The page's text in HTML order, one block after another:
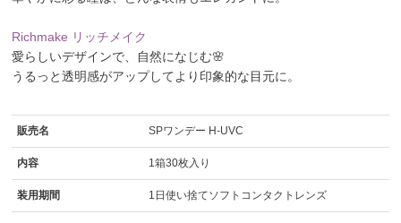
Richmake リッチメイク
愛らしいデザインで、自然になじむ🌸
うるっと透明感がアップしてより印象的な目元に。
販売名 SPワンデー H-UVC
内容 1箱30枚入り
装用期間 1日使い捨てソフトコンタクトレンズ